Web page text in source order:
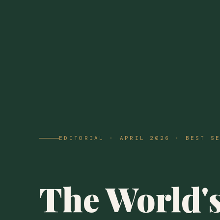
EDITORIAL · APRIL 2026 · BEST
The